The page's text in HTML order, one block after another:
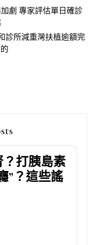
劇 專家評估單日確診
診所減重灣扶植逾額完
打胰島素
”？這些謠